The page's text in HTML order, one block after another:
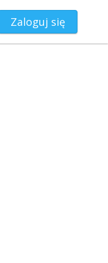
Zaloguj się